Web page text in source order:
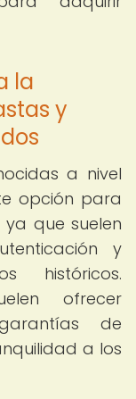
la
y
a nivel
opción para
que suelen
y
históricos.
ofrecer
de
a los